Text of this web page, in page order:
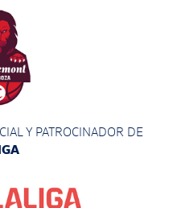
Y PATROCINADOR DE